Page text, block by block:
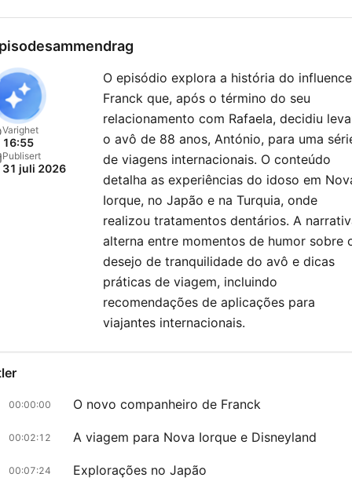
Varighet
16:55
Publisert
31 juli 2026
O episódio explora a história do
Franck que, após o término do seu
relacionamento com Rafaela, decidiu
o avô de 88 anos, António, para uma
de viagens internacionais. O conteúdo
detalha as experiências do idoso em
Iorque, no Japão e na Turquia, onde
realizou tratamentos dentários. A
alterna entre momentos de humor sobre
desejo de tranquilidade do avô e dicas
práticas de viagem, incluindo
recomendações de aplicações para
viajantes internacionais.
00:00:00 O novo companheiro de Franck
00:02:12 A viagem para Nova Iorque e Disneyland
00:07:24 Explorações no Japão